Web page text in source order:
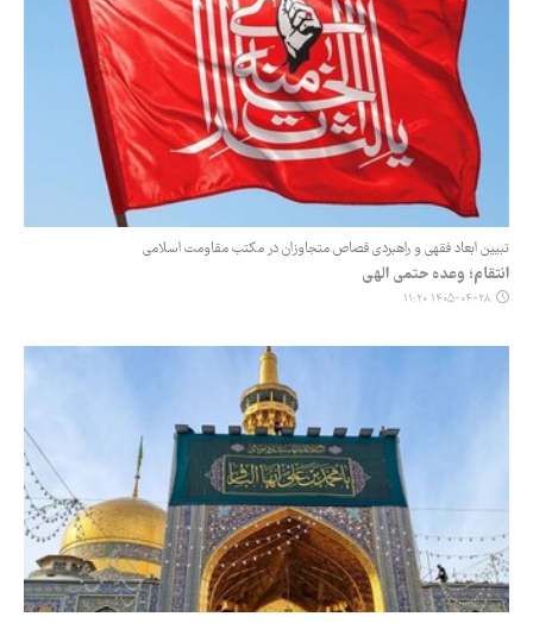
تبیین ابعاد فقهی و راهبردی قصاص متجاوزان در مکتب مقاومت اسلامی
انتقام؛ وعده حتمی الهی
۱۴۰۵-۰۴-۲۸ ۱۱:۲۰